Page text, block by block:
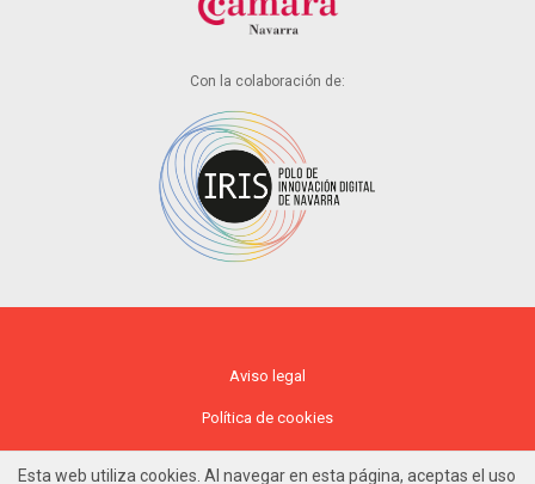
Con la colaboración de:
Aviso legal
Política de cookies
Esta web utiliza cookies. Al navegar en esta página, aceptas el uso